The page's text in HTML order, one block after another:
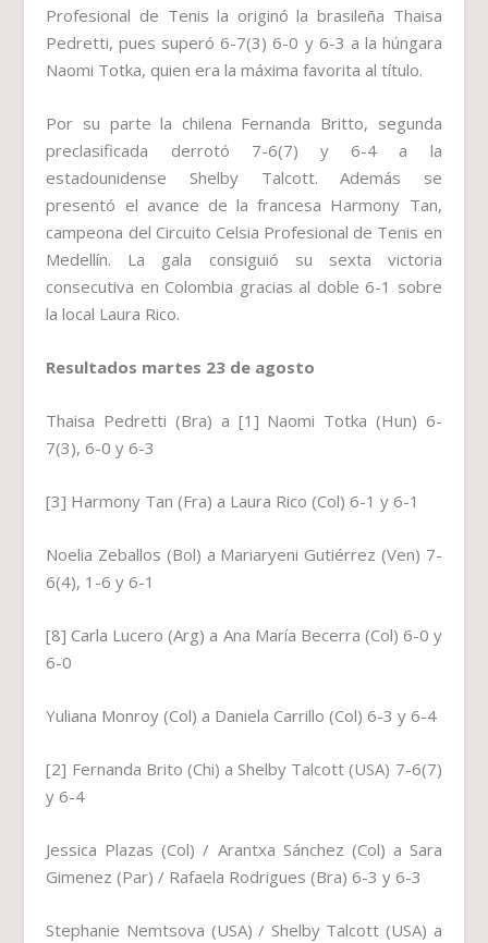
Profesional de Tenis la originó la brasileña Thaisa
Pedretti, pues superó 6-7(3) 6-0 y 6-3 a la húngara
Naomi Totka, quien era la máxima favorita al título.
Por su parte la chilena Fernanda Britto, segunda
preclasificada derrotó 7-6(7) y 6-4 a la
estadounidense Shelby Talcott. Además se
presentó el avance de la francesa Harmony Tan,
campeona del Circuito Celsia Profesional de Tenis en
Medellín. La gala consiguió su sexta victoria
consecutiva en Colombia gracias al doble 6-1 sobre
la local Laura Rico.
Resultados martes 23 de agosto
Thaisa Pedretti (Bra) a [1] Naomi Totka (Hun) 6-
7(3), 6-0 y 6-3
[3] Harmony Tan (Fra) a Laura Rico (Col) 6-1 y 6-1
Noelia Zeballos (Bol) a Mariaryeni Gutiérrez (Ven) 7-
6(4), 1-6 y 6-1
[8] Carla Lucero (Arg) a Ana María Becerra (Col) 6-0 y
6-0
Yuliana Monroy (Col) a Daniela Carrillo (Col) 6-3 y 6-4
[2] Fernanda Brito (Chi) a Shelby Talcott (USA) 7-6(7)
y 6-4
Jessica Plazas (Col) / Arantxa Sánchez (Col) a Sara
Gimenez (Par) / Rafaela Rodrigues (Bra) 6-3 y 6-3
Stephanie Nemtsova (USA) / Shelby Talcott (USA) a